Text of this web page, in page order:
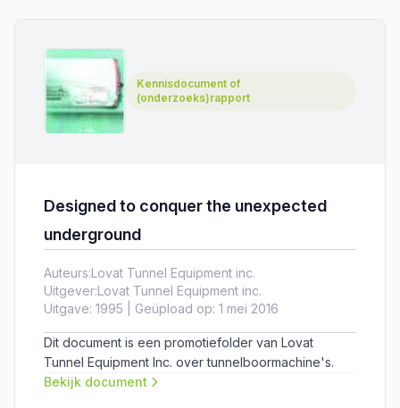
Kennisdocument of
(onderzoeks)rapport
Designed to conquer the unexpected
underground
Auteurs:Lovat Tunnel Equipment inc.
Uitgever:Lovat Tunnel Equipment inc.
Uitgave: 1995 | Geüpload op: 1 mei 2016
Dit document is een promotiefolder van Lovat
Tunnel Equipment Inc. over tunnelboormachine's.
Bekijk document